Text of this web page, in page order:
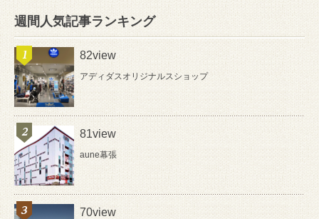
週間人気記事ランキング
82view
アディダスオリジナルスショップ
81view
aune幕張
70view